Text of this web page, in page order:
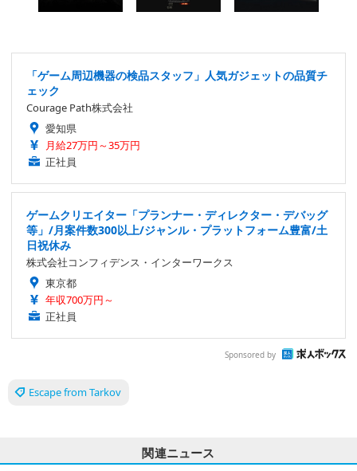
「ゲーム周辺機器の検品スタッフ」人気ガジェットの品質チ
ェック
Courage Path株式会社
愛知県
月給27万円～35万円
正社員
ゲームクリエイター「プランナー・ディレクター・デバッグ
等」/月案件数300以上/ジャンル・プラットフォーム豊富/土
日祝休み
株式会社コンフィデンス・インターワークス
東京都
年収700万円～
正社員
Sponsored by
Escape from Tarkov
関連ニュース